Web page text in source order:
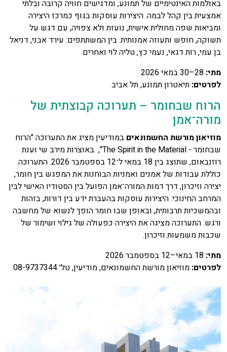
באולמות האינטימיים של תמונע, ומדגישים חוויה קרובה ובלתי
אמצעית בין קהל לבמה. היצירות עוסקות בגוף כמרכז היצירה
ומביאות שפה מחולית אישית, נועזת ולא צפויה, עם דגש על
תשוקה, חופש ותעוזה אמנותית. בין המשתתפים: עירד אבני, דניאל
בן עמי, רות דגאי, נעמי כץ, טליה לוי ואחרים.
מתי:
לפרטים: תיאטרון תמונע, תל אביב
הרוח שבחומר – תערוכה קבוצתית של
מורה־אמן
מוזיאון מורשת החשמונאים במודיעין מציג את התערוכה "הרוח
שבחומר - The Spirit in the Material", באוצרות מירב שי וענת
רוזנבאום, שתוצג בין 18 במאי ל־12 בספטמבר 2026. התערוכה
כוללת עבודות של אמנים ואמניות הבוחנות את המפגש בין חומר,
יצירה וזיכרון, דרך דמות המורה־אמן הפועל בין הסטודיו האישי לבין
המרחב החינוכי. היצירות עוסקות בהעברת ידע בין דורות, בזהות
ובהמשכיות תרבותית, ובאופן שבו חומר הופך לנשוא של מחשבה
ורגש. התערוכה מציגה את היצירה כפעולה של גילוי ושימור של
שכבות משמעות וזיכרון.
מתי:
לפרטים: מוזיאון מורשת החשמונאים, מודיעין, טל׳ 08-9737344